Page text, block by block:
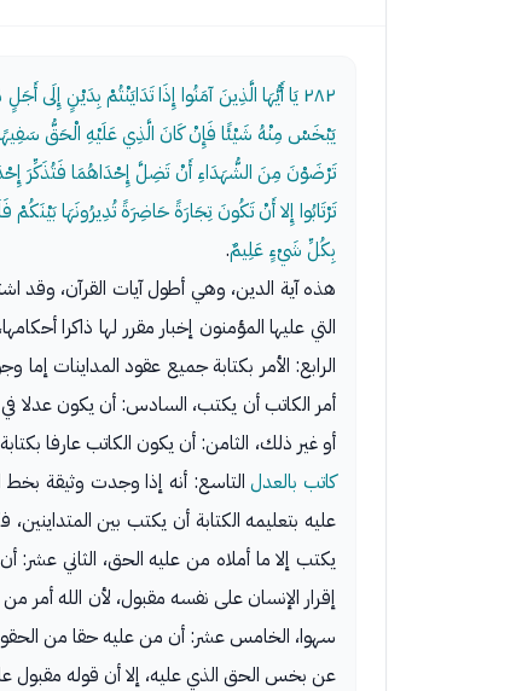
٢٨٢ يَا أَيُّهَا الَّذِينَ آمَنُوا إِذَا تَدَايَنْتُمْ بِدَيْنٍ
يَبْخَسْ مِنْهُ شَيْئًا فَإِنْ كَانَ الَّذِي عَلَيْهِ الْحَقُّ
تَرْضَوْنَ مِنَ الشُّهَدَاءِ أَنْ تَضِلَّ إِحْدَاهُمَا فَتُذَكِّرَ
تَرْتَابُوا إِلا أَنْ تَكُونَ تِجَارَةً حَاضِرَةً تُدِيرُونَهَا
بِكُلِّ شَيْءٍ عَلِيمٌ.
هذه آية الدين، وهي أطول آيات القرآن، وقد
التي عليها المؤمنون إخبار مقرر لها ذاكرا
الرابع: الأمر بكتابة جميع عقود المداينات
أمر الكاتب أن يكتب، السادس: أن يكون عدلا في
أو غير ذلك، الثامن: أن يكون الكاتب عارفا
كاتب بالعدلالتاسع: أنه إذا وجدت وثيقة بخط
عليه بتعليمه الكتابة أن يكتب بين
يكتب إلا ما أملاه من عليه الحق، الثاني
إقرار الإنسان على نفسه مقبول، لأن الله
عن بخس الحق الذي عليه، إلا أن قوله